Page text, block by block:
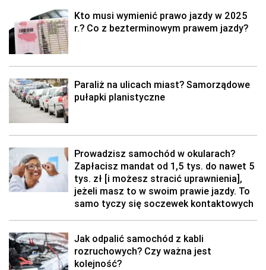
Kto musi wymienić prawo jazdy w 2025
r.? Co z bezterminowym prawem jazdy?
Paraliż na ulicach miast? Samorządowe
pułapki planistyczne
Prowadzisz samochód w okularach?
Zapłacisz mandat od 1,5 tys. do nawet 5
tys. zł [i możesz stracić uprawnienia],
jeżeli masz to w swoim prawie jazdy. To
samo tyczy się soczewek kontaktowych
Jak odpalić samochód z kabli
rozruchowych? Czy ważna jest
kolejność?